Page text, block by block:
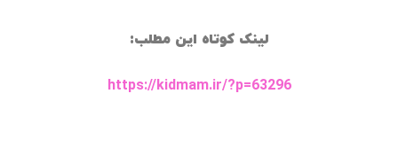
لینک کوتاه این مطلب:
https://kidmam.ir/?p=63296